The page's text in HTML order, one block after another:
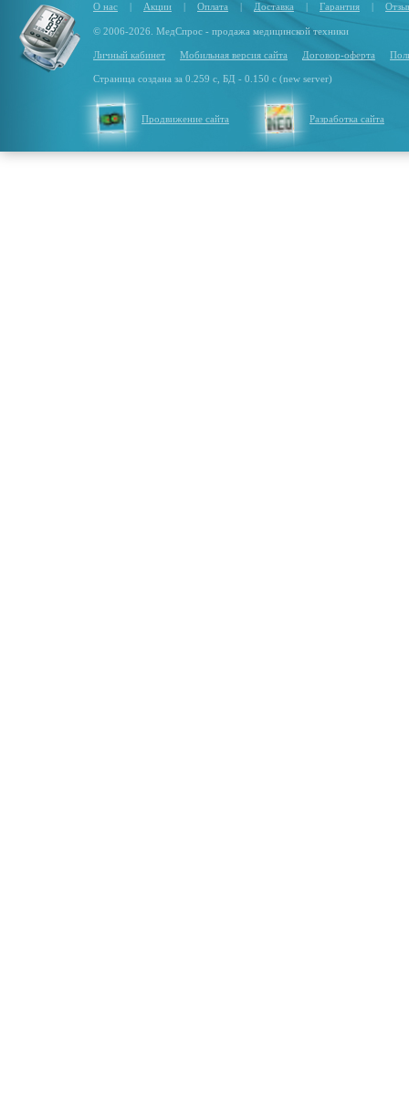
О нас | Акции | Оплата | Доставка | Гарантия |
© 2006-2026. МедСпрос - продажа медицинской техники
Личный кабинет Мобильная версия сайта Договор-оферта
Страница создана за 0.259 с, БД - 0.150 с (new server)
Продвижение сайта Разработка сайта